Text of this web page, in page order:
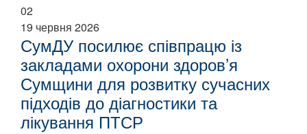
02
19 червня 2026
СумДУ посилює співпрацю із
закладами охорони здоров’я
Сумщини для розвитку сучасних
підходів до діагностики та
лікування ПТСР